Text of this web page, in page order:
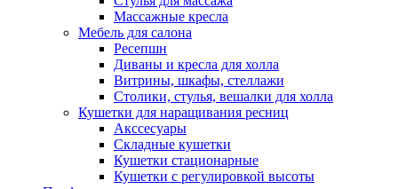
Массажные кресла
Мебель для салона
Ресепшн
Диваны и кресла для холла
Витрины, шкафы, стеллажи
Столики, стулья, вешалки для холла
Кушетки для наращивания ресниц
Акссесуары
Складные кушетки
Кушетки стационарные
Кушетки с регулировкой высоты